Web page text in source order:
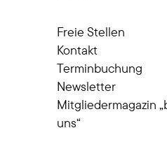
Freie Stellen
Kontakt
Terminbuchung
Newsletter
Mitgliedermagazin
uns“
Unsere Quartiere im
Vom
modernen
Venusberg